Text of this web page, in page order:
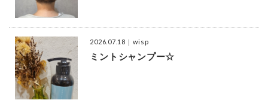
2026.07.18 ｜wisp
ミントシャンプー☆